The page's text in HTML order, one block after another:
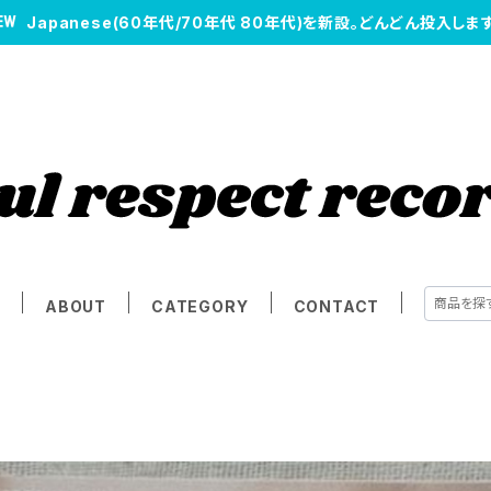
Japanese(60年代/70年代 80年代)を新設。どんどん投入します
ABOUT CATEGORY CONTACT